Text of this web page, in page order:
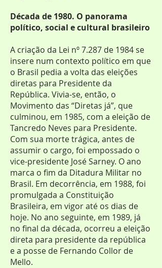
Década de 1980. O panorama
político, social e cultural brasileiro
A criação da Lei nº 7.287 de 1984 se
insere num contexto político em que
o Brasil pedia a volta das eleições
diretas para Presidente da
República. Vivia-se, então, o
Movimento das “Diretas já”, que
culminou, em 1985, com a eleição de
Tancredo Neves para Presidente.
Com sua morte trágica, antes de
assumir o cargo, foi empossado o
vice-presidente José Sarney. O ano
marca o fim da Ditadura Militar no
Brasil. Em decorrência, em 1988, foi
promulgada a Constituição
Brasileira, em vigor até os dias de
hoje. No ano seguinte, em 1989, já
no final da década, ocorreu a eleição
direta para presidente da república
e a posse de Fernando Collor de
Mello.